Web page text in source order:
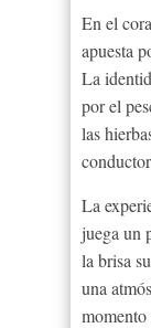
En el
apuesta
La
por el
las
La
juega un
la brisa
una
momento